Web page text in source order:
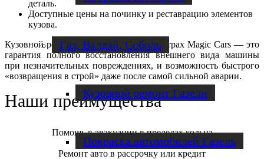
Газ, Валдай, Соболь
Кузовной ремонт Газели
Покраска автомобилей Газель
деталь.
Доступные цены на починку и реставрацию элементов
кузова.
Кузовной ремонт ГАЗ в сервисных центрах Magic Cars — это
гарантия полного восстановления внешнего вида машины
при незначительных повреждениях, и возможность быстрого
«возвращения в строй» даже после самой сильной аварии.
Наши преимущества
Помощь в эвакуации в пределах кольца
Ремонт авто в рассрочку или кредит